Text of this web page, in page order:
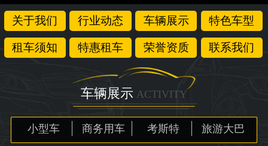
租车须知
特惠租车
荣誉资质
联系我们
关于我们 行业动态 车辆展示 特色车型
租车须知 特惠租车 荣誉资质 联系我们
车辆展示 ACTIVITY
小型车 商务用车 考斯特 旅游大巴